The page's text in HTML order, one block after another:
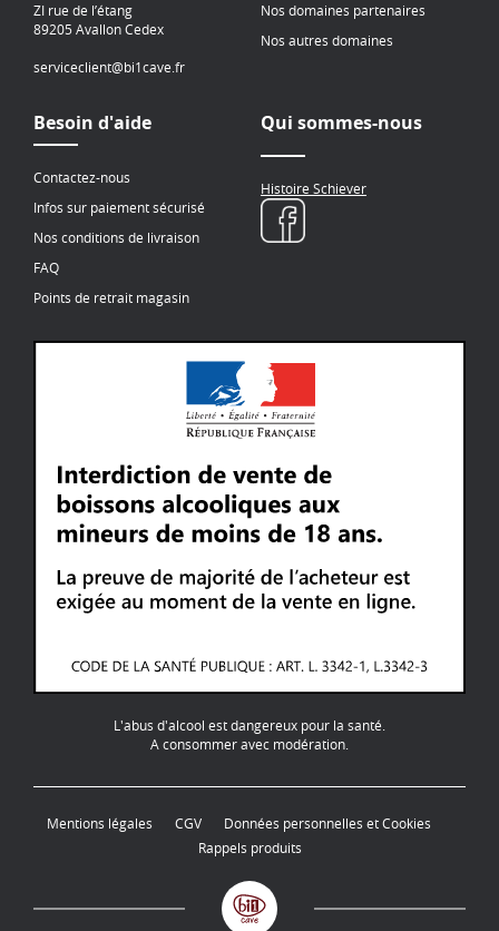
ZI rue de l’étang
89205 Avallon Cedex
serviceclient@bi1cave.fr
Nos domaines partenaires
Nos autres domaines
Besoin d'aide
Contactez-nous
Infos sur paiement sécurisé
Nos conditions de livraison
FAQ
Points de retrait magasin
Qui sommes-nous
Histoire Schiever
L'abus d'alcool est dangereux pour la santé.
A consommer avec modération.
Mentions légales CGV
Données personnelles et Cookies
Rappels produits